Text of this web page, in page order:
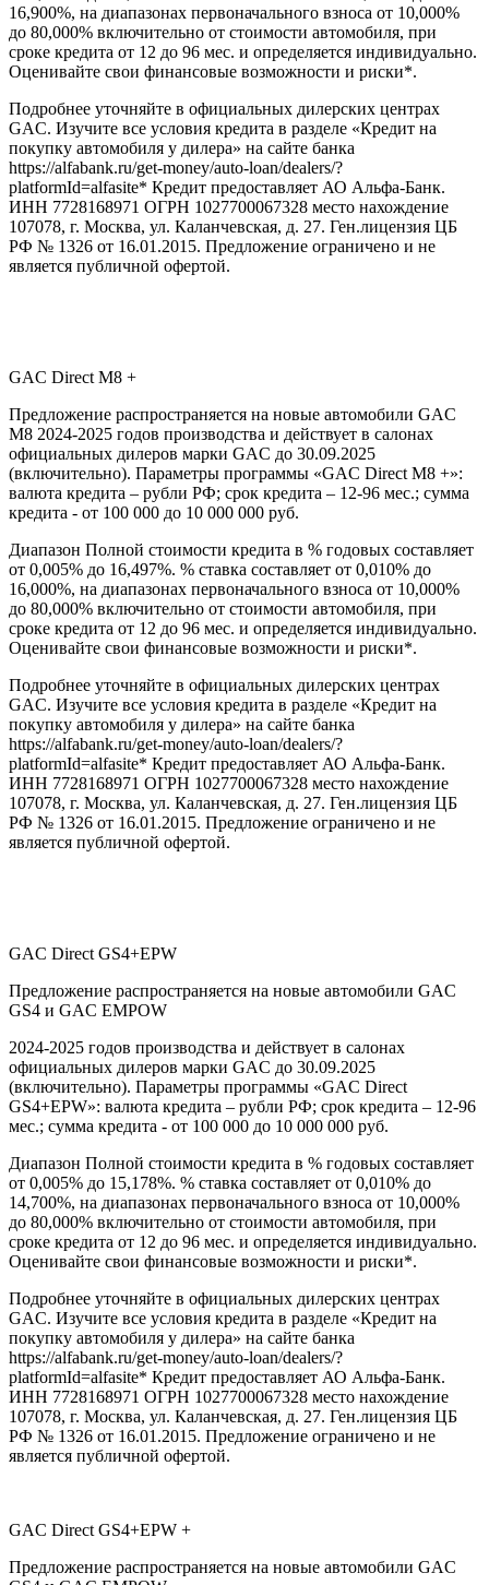
16,900%, на диапазонах первоначального взноса от 10,000%
до 80,000% включительно от стоимости автомобиля, при
сроке кредита от 12 до 96 мес. и определяется индивидуально.
Оценивайте свои финансовые возможности и риски*.
Подробнее уточняйте в официальных дилерских центрах
GAC. Изучите все условия кредита в разделе «Кредит на
покупку автомобиля у дилера» на сайте банка
https://alfabank.ru/get-money/auto-loan/dealers/?
platformId=alfasite* Кредит предоставляет АО Альфа-Банк.
ИНН 7728168971 ОГРН 1027700067328 место нахождение
107078, г. Москва, ул. Каланчевская, д. 27. Ген.лицензия ЦБ
РФ № 1326 от 16.01.2015. Предложение ограничено и не
является публичной офертой.
GAC Direct М8 +
Предложение распространяется на новые автомобили GAC
M8 2024-2025 годов производства и действует в салонах
официальных дилеров марки GAC до 30.09.2025
(включительно). Параметры программы «GAC Direct M8 +»:
валюта кредита – рубли РФ; срок кредита – 12-96 мес.; сумма
кредита - от 100 000 до 10 000 000 руб.
Диапазон Полной стоимости кредита в % годовых составляет
от 0,005% до 16,497%. % ставка составляет от 0,010% до
16,000%, на диапазонах первоначального взноса от 10,000%
до 80,000% включительно от стоимости автомобиля, при
сроке кредита от 12 до 96 мес. и определяется индивидуально.
Оценивайте свои финансовые возможности и риски*.
Подробнее уточняйте в официальных дилерских центрах
GAC. Изучите все условия кредита в разделе «Кредит на
покупку автомобиля у дилера» на сайте банка
https://alfabank.ru/get-money/auto-loan/dealers/?
platformId=alfasite* Кредит предоставляет АО Альфа-Банк.
ИНН 7728168971 ОГРН 1027700067328 место нахождение
107078, г. Москва, ул. Каланчевская, д. 27. Ген.лицензия ЦБ
РФ № 1326 от 16.01.2015. Предложение ограничено и не
является публичной офертой.
GAC Direct GS4+EPW
Предложение распространяется на новые автомобили GAC
GS4 и GAC EMPOW
2024-2025 годов производства и действует в салонах
официальных дилеров марки GAC до 30.09.2025
(включительно). Параметры программы «GAC Direct
GS4+EPW»: валюта кредита – рубли РФ; срок кредита – 12-96
мес.; сумма кредита - от 100 000 до 10 000 000 руб.
Диапазон Полной стоимости кредита в % годовых составляет
от 0,005% до 15,178%. % ставка составляет от 0,010% до
14,700%, на диапазонах первоначального взноса от 10,000%
до 80,000% включительно от стоимости автомобиля, при
сроке кредита от 12 до 96 мес. и определяется индивидуально.
Оценивайте свои финансовые возможности и риски*.
Подробнее уточняйте в официальных дилерских центрах
GAC. Изучите все условия кредита в разделе «Кредит на
покупку автомобиля у дилера» на сайте банка
https://alfabank.ru/get-money/auto-loan/dealers/?
platformId=alfasite* Кредит предоставляет АО Альфа-Банк.
ИНН 7728168971 ОГРН 1027700067328 место нахождение
107078, г. Москва, ул. Каланчевская, д. 27. Ген.лицензия ЦБ
РФ № 1326 от 16.01.2015. Предложение ограничено и не
является публичной офертой.
GAC Direct GS4+EPW +
Предложение распространяется на новые автомобили GAC